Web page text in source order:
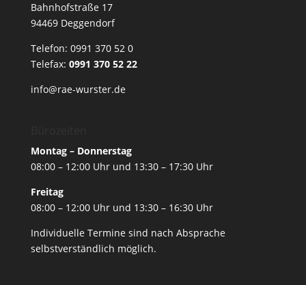
Bahnhofstraße 17
94469 Deggendorf
Telefon: 0991 370 52 0
Telefax: 0991 370 52 22
info@rae-wurster.de
Montag – Donnerstag
08:00 – 12:00 Uhr und 13:30 – 17:30 Uhr
Freitag
08:00 – 12:00 Uhr und 13:30 – 16:30 Uhr
Individuelle Termine sind nach Absprache
selbstverständlich möglich.